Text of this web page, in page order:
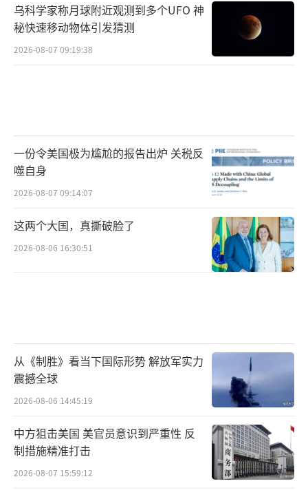
全局带来有利于己方的影响，但一来只靠这种
影响并不足以左右对局的最终结果。
二来，技术这种东西并不是说你掌握了优
势，就可以抵消掉对手的优势，电子战就是一
个例子。
现阶段解放军的电子战能力固然很强，天
地区笼罩在电磁干扰中，干扰进入其中的无人
机、无人船。
【歼-15T与歼-15D编队飞行】
但美国在这一领域的表现也不差，上百架E
乌科学家称月球附近观测到多个UFO 神
秘快速移动物体引发猜测
2026-08-07 09:19:38
一份令美国极为尴尬的报告出炉 关税反
噬自身
2026-08-07 09:14:07
这两个大国，真撕破脸了
2026-08-06 16:30:51
从《制胜》看当下国际形势 解放军实力
震撼全球
2026-08-06 14:45:19
中方狙击美国 美官员意识到严重性 反
制措施精准打击
2026-08-07 15:59:12